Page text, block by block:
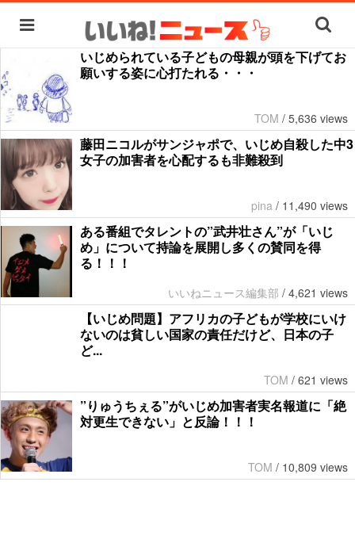
いじめられている子どもの母親が頭を下げてお
願いする姿に心打たれる・・・
TOM / 5,636 views
藤田ニコルがサンジャポで、いじめ自殺した中3
女子の加害者を心配するも非難殺到
pina / 11,490 views
ある番組でタレントの”武井壮さん”が「いじ
め」について持論を展開し多くの賛同を得
る！！！
いいねニュース編集部 / 4,621 views
【いじめ問題】アフリカの子どもが学校にいけ
ないのは貧しい国家の責任だけど、日本の子
ど...
TOM / 621 views
”りゅうちぇる”がいじめ加害者実名報道に「絶
対更生できない」と反論！！！
TOM / 10,809 views